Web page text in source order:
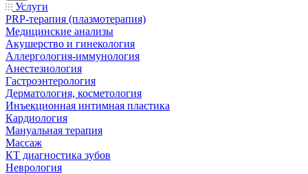
Услуги
PRP-терапия (плазмотерапия)
Медицинские анализы
Акушерство и гинекология
Аллергология-иммунология
Анестезиология
Гастроэнтерология
Дерматология, косметология
Инъекционная интимная пластика
Кардиология
Мануальная терапия
Массаж
КТ диагностика зубов
Неврология